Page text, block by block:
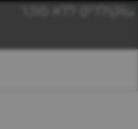
שוקולדים ללא סוכר